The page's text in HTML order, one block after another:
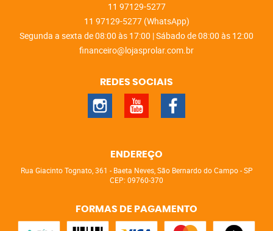
11 97129-5277
11 97129-5277 (WhatsApp)
Segunda a sexta de 08:00 às 17:00 | Sábado de 08:00 às 12:00
financeiro@lojasprolar.com.br
REDES SOCIAIS
ENDEREÇO
Rua Giacinto Tognato, 361 - Baeta Neves, São Bernardo do Campo-SP
CEP: 09760-370
FORMAS DE PAGAMENTO